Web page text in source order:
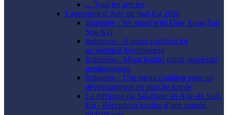
... Tous les articles
Lancement d’Asie du Sud-Est 2020
Birmanie - We stand with Daw Aung San
Suu Kyi
Indonesia - A mega coalition for
accelerated development
Indonesia - Mega koalisi untuk akselerasi
pembangunan
Indonésie - Une méga coalition pour un
développement en marche forcée
La diffusion du Salafisme en Asie du Sud-
Est - Réceptions locales d’une pensée